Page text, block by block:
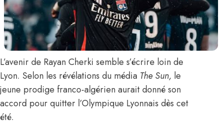
L’avenir de Rayan Cherki semble s’écrire loin de
Lyon. Selon les révélations du média The Sun, le
jeune prodige franco-algérien aurait donné son
accord pour quitter l’Olympique Lyonnais dès cet
été.